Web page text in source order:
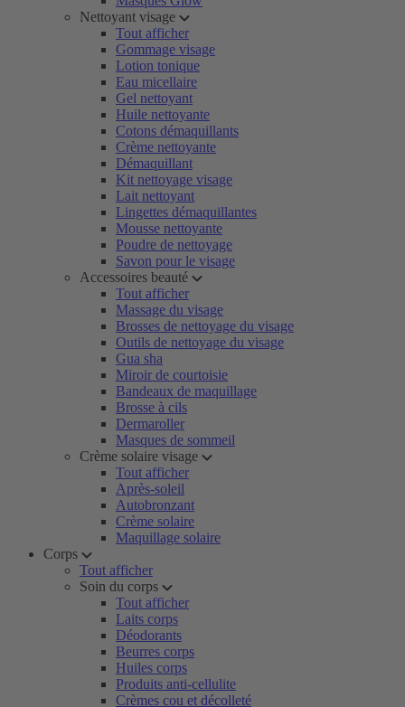
Nettoyant visage
Tout afficher
Gommage visage
Lotion tonique
Eau micellaire
Gel nettoyant
Huile nettoyante
Cotons démaquillants
Crème nettoyante
Démaquillant
Kit nettoyage visage
Lait nettoyant
Lingettes démaquillantes
Mousse nettoyante
Poudre de nettoyage
Savon pour le visage
Accessoires beauté
Tout afficher
Massage du visage
Brosses de nettoyage du visage
Outils de nettoyage du visage
Gua sha
Miroir de courtoisie
Bandeaux de maquillage
Brosse à cils
Dermaroller
Masques de sommeil
Crème solaire visage
Tout afficher
Après-soleil
Autobronzant
Crème solaire
Maquillage solaire
Corps
Tout afficher
Soin du corps
Tout afficher
Laits corps
Déodorants
Beurres corps
Huiles corps
Produits anti-cellulite
Crèmes cou et décolleté